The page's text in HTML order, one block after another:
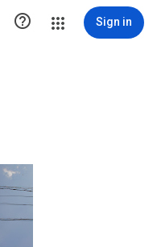
 Sign in